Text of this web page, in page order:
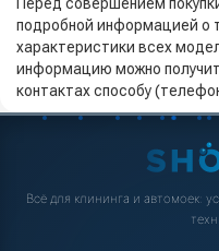
Перед совершением
подробной информацией о
характеристики всех
информацию можно
контактах способу
Всё для клининга и автомоек: